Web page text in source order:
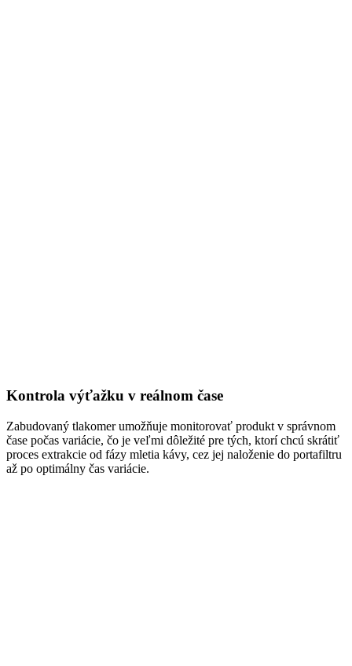
Kontrola výťažku v reálnom čase
Zabudovaný tlakomer umožňuje monitorovať produkt v správnom
čase počas variácie, čo je veľmi dôležité pre tých, ktorí chcú skrátiť
proces extrakcie od fázy mletia kávy, cez jej naloženie do portafiltru
až po optimálny čas variácie.